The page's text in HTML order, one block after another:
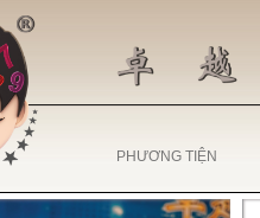
PHƯƠNG TIỆN